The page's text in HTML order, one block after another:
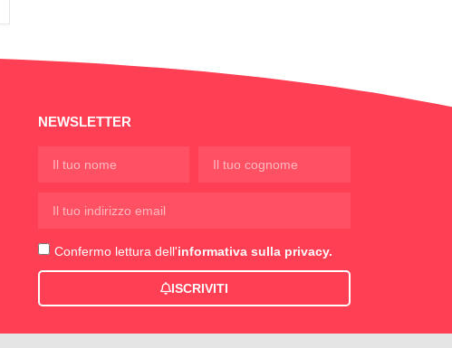
NEWSLETTER
Confermo lettura dell'informativa sulla privacy.
ISCRIVITI